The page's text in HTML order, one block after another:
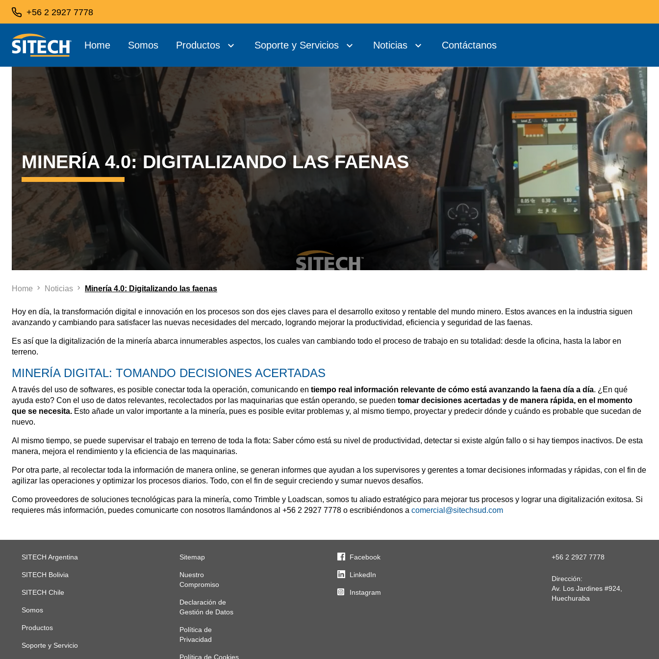
+56 2 2927 7778
Home Somos Productos Soporte y Servicios Noticias Contáctanos
MINERÍA 4.0: DIGITALIZANDO LAS FAENAS
Home Noticias Minería 4.0: Digitalizando las faenas
Hoy en día, la transformación digital e innovación en los procesos son dos ejes claves para el desarrollo exitoso y rentable del mundo minero. Estos avances en la industria siguen
avanzando y cambiando para satisfacer las nuevas necesidades del mercado, logrando mejorar la productividad, eficiencia y seguridad de las faenas.
Es así que la digitalización de la minería abarca innumerables aspectos, los cuales van cambiando todo el proceso de trabajo en su totalidad: desde la oficina, hasta la labor en
terreno.
MINERÍA DIGITAL: TOMANDO DECISIONES ACERTADAS
A través del uso de softwares, es posible conectar toda la operación, comunicando en tiempo real información relevante de cómo está avanzando la faena día a día. ¿En qué
ayuda esto? Con el uso de datos relevantes, recolectados por las maquinarias que están operando, se pueden tomar decisiones acertadas y de manera rápida, en el momento
que se necesita. Esto añade un valor importante a la minería, pues es posible evitar problemas y, al mismo tiempo, proyectar y predecir dónde y cuándo es probable que sucedan de
nuevo.
Al mismo tiempo, se puede supervisar el trabajo en terreno de toda la flota: Saber cómo está su nivel de productividad, detectar si existe algún fallo o si hay tiempos inactivos. De esta
manera, mejora el rendimiento y la eficiencia de las maquinarias.
Por otra parte, al recolectar toda la información de manera online, se generan informes que ayudan a los supervisores y gerentes a tomar decisiones informadas y rápidas, con el fin de
agilizar las operaciones y optimizar los procesos diarios. Todo, con el fin de seguir creciendo y sumar nuevos desafíos.
Como proveedores de soluciones tecnológicas para la minería, como Trimble y Loadscan, somos tu aliado estratégico para mejorar tus procesos y lograr una digitalización exitosa. Si
requieres más información, puedes comunicarte con nosotros llamándonos al +56 2 2927 7778 o escribiéndonos a comercial@sitechsud.com
SITECH Argentina
SITECH Bolivia
SITECH Chile
Somos
Productos
Soporte y Servicio
Sitemap
Nuestro
Compromiso
Declaración de
Gestión de Datos
Política de
Privacidad
Política de Cookies
Facebook
LinkedIn
Instagram
+56 2 2927 7778
Dirección:
Av. Los Jardines #924,
Huechuraba